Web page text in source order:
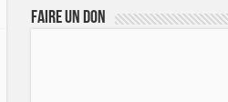
FAIRE UN DON